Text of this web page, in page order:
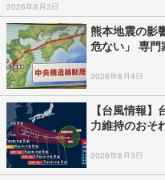
2026年8月3日
熊本地震の影
危ない」 専
2026年8月4日
【台風情報
力維持のお
2026年8月3日